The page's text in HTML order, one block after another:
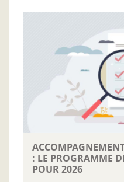
: LE PROGRAMME
POUR 2026